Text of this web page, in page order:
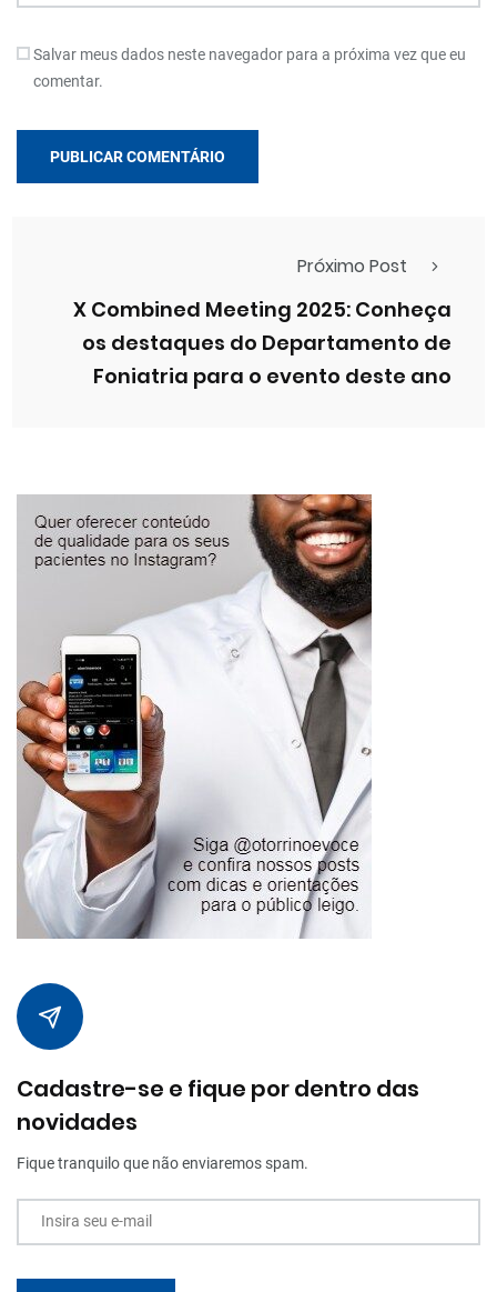
Salvar meus dados neste navegador para a próxima vez que eu
comentar.
Próximo Post
X Combined Meeting 2025: Conheça
os destaques do Departamento de
Foniatria para o evento deste ano
Cadastre-se e fique por dentro das
novidades
Fique tranquilo que não enviaremos spam.
Insira seu e-mail